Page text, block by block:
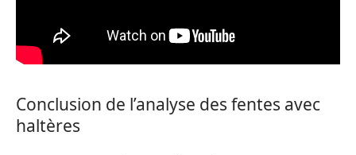
Conclusion de l’analyse des fentes avec
haltères